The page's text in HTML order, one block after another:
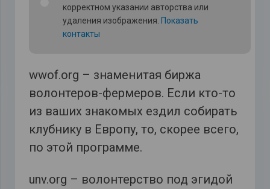
корректном указании авторства или
удаления изображения. Показать
контакты
wwof.org – знаменитая биржа
волонтеров-фермеров. Если кто-то
из ваших знакомых ездил собирать
клубнику в Европу, то, скорее всего,
по этой программе.
unv.org – волонтерство под эгидой